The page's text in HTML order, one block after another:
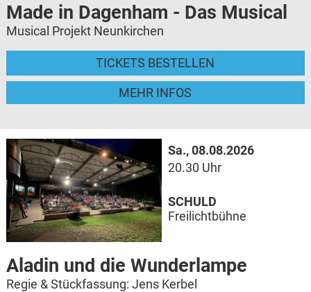
Made in Dagenham - Das Musical
Musical Projekt Neunkirchen
TICKETS BESTELLEN
MEHR INFOS
Sa., 08.08.2026
20.30 Uhr
Aladin und die Wunderlampe
Regie & Stückfassung: Jens Kerbel
SCHULD
Freilichtbühne